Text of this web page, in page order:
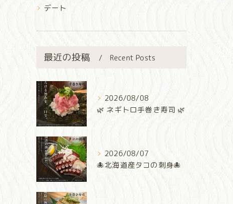
デート
最近の投稿 Recent Posts
2026/08/08
🌿 ネギトロ手巻き寿司 🌿
2026/08/07
🐙北海道産タコの刺身🐙